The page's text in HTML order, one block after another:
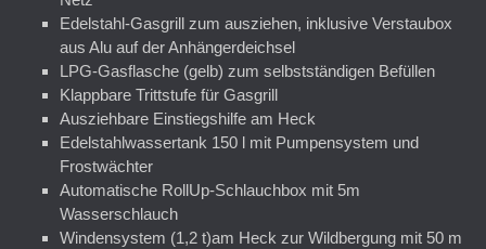
Edelstahl-Gasgrill zum ausziehen, inklusive Verstaubox
aus Alu auf der Anhängerdeichsel
LPG-Gasflasche (gelb) zum selbstständigen Befüllen
Klappbare Trittstufe für Gasgrill
Ausziehbare Einstiegshilfe am Heck
Edelstahlwassertank 150 l mit Pumpensystem und
Frostwächter
Automatische RollUp-Schlauchbox mit 5m
Wasserschlauch
Windensystem (1,2 t)am Heck zur Wildbergung mit 50 m